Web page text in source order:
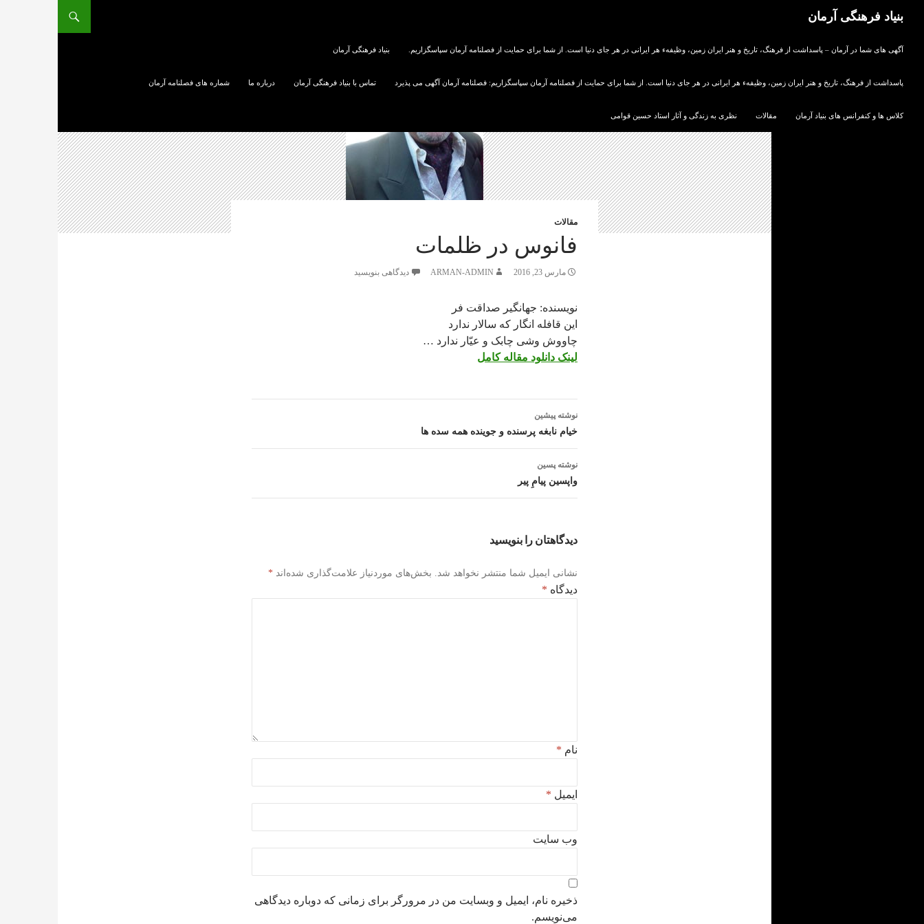
بنیاد فرهنگی آرمان
آگهی های شما در آرمان – پاسداشت از فرهنگ، تاریخ و هنر ایران زمین، وظیفهء هر ایرانی در هر جای دنیا است. از شما برای حمایت از فصلنامه آرمان سپاسگزاریم.
بنیاد فرهنگی آرمان
پاسداشت از فرهنگ، تاریخ و هنر ایران زمین، وظیفهء هر ایرانی در هر جای دنیا است. از شما برای حمایت از فصلنامه آرمان سپاسگزاریم: فصلنامه آرمان آگهی می پذیرد تماس با بنیاد فرهنگی آرمان درباره ما شماره های فصلنامه آرمان
کلاس ها و کنفرانس های بنیاد آرمان مقالات نظری به زندگی و آثار استاد حسین قوامی
مقالات
فانوس در ظلمات
مارس 23, 2016 ARMAN-ADMIN دیدگاهی بنویسید
نویسنده: جهانگیر صداقت فر
این قافله انگار که سالار ندارد
چاووش وشی چابک و عیّار ندارد …
لینک دانلود مقاله کامل
نوشته
نوشته پیشین
خیام نابغه پرسنده و جوینده همه سده ها
نوشته پسین
واپسین پیامِ پیر
دیدگاهتان را بنویسید
نشانی ایمیل شما منتشر نخواهد شد. بخش‌های موردنیاز علامت‌گذاری شده‌اند *
دیدگاه *
نام *
ایمیل *
وب‌ سایت
ذخیره نام، ایمیل و وبسایت من در مرورگر برای زمانی که دوباره دیدگاهی
می‌نویسم.